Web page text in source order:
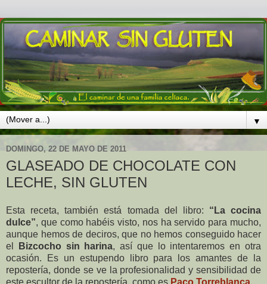
▼
DOMINGO, 22 DE MAYO DE 2011
GLASEADO DE CHOCOLATE CON
LECHE, SIN GLUTEN
Esta receta, también está tomada del libro: “La cocina
dulce”, que como habéis visto, nos ha servido para mucho,
aunque hemos de deciros, que no hemos conseguido hacer
el
Bizcocho sin harina, así que lo intentaremos en otra
ocasión. Es un estupendo libro para los amantes de la
repostería, donde se ve la profesionalidad y sensibilidad de